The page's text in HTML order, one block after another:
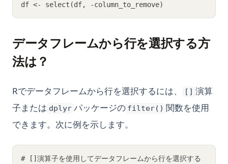
df <- select(df, -column_to_remove)
データフレームから行を選択する方
法は？
Rでデータフレームから行を選択するには、 [] 演算
子または dplyr パッケージの filter() 関数を使用
できます。次に例を示します。
# []演算子を使用してデータフレームから行を選択する